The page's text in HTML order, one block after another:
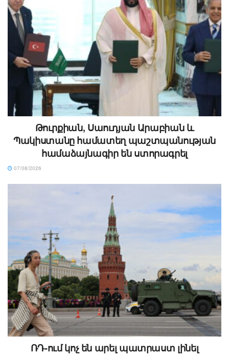
Թուրքիան, Սաուդյան Արաբիան և
Պակիստանը համատեղ պաշտպանության
համաձայնագիր են ստորագրել
07/08/2026
ՌԴ-ում կոչ են արել պատրաստ լինել